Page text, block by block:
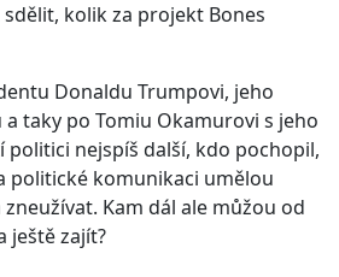
kolik za projekt Bones
Donaldu Trumpovi, jeho
taky po Tomiu Okamurovi s jeho
nejspíš další, kdo pochopil,
politické komunikaci umělou
Kam dál ale můžou od
ještě zajít?